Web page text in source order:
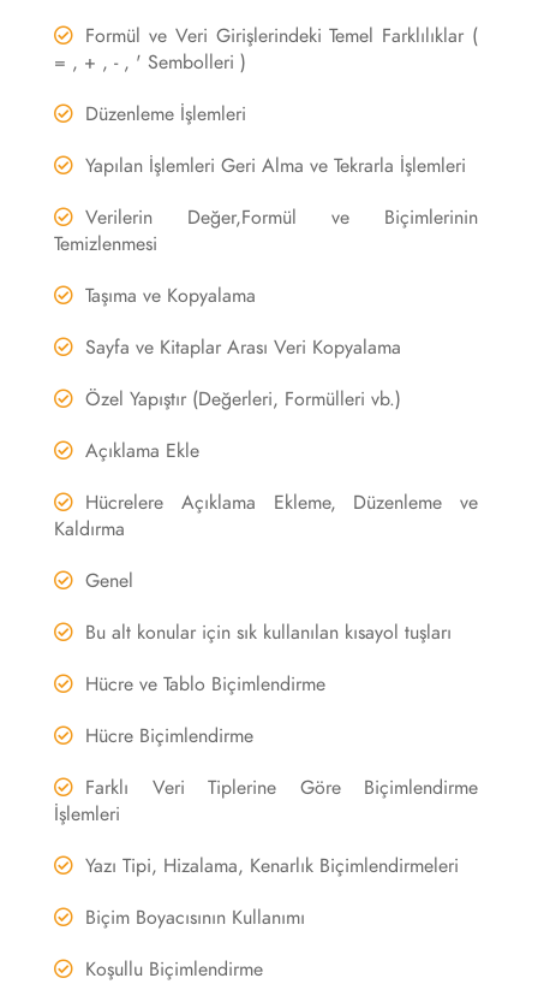
Formül ve Veri Girişlerindeki Temel Farklılıklar (
= , + , - , ' Sembolleri )
Düzenleme İşlemleri
Yapılan İşlemleri Geri Alma ve Tekrarla İşlemleri
Verilerin Değer,Formül ve Biçimlerinin
Temizlenmesi
Taşıma ve Kopyalama
Sayfa ve Kitaplar Arası Veri Kopyalama
Özel Yapıştır (Değerleri, Formülleri vb.)
Açıklama Ekle
Hücrelere Açıklama Ekleme, Düzenleme ve
Kaldırma
Genel
Bu alt konular için sık kullanılan kısayol tuşları
Hücre ve Tablo Biçimlendirme
Hücre Biçimlendirme
Farklı Veri Tiplerine Göre Biçimlendirme
İşlemleri
Yazı Tipi, Hizalama, Kenarlık Biçimlendirmeleri
Biçim Boyacısının Kullanımı
Koşullu Biçimlendirme